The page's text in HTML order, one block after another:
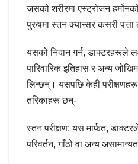
जसको शरीरमा एस्ट्रोजन
पुरुषमा स्तन क्यान्सर कसरी पत्ता
यसको निदान गर्न, डाक्टरहरूले
पारिवारिक इतिहास र अन्य
लिन्छन्। यसपछि केही परीक्षणहरू
तरिकाहरू छन्-
स्तन परीक्षण: यस मार्फत,
परिवर्तन, गाँठो वा अन्य